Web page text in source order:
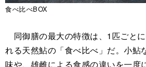
食べ比べBOX
同御膳の最大の特徴は、1匹ごと
れる天然鮎の「食べ比べ」だ。小鮎
味や、雄雌による食感の違いを一度